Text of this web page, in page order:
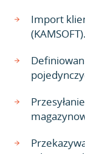
Import
(KAMSOFT).